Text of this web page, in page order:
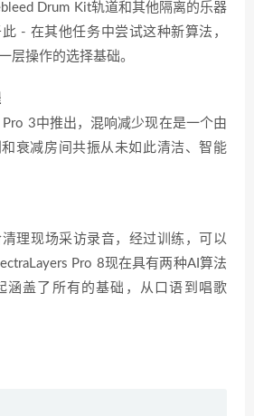
Drum Kit轨道和其他隔离的乐器
- 在其他任务中尝试这种新算法，
层操作的选择基础。
Pro 3中推出，混响减少现在是一个由
衰减房间共振从未如此清洁、智能
理现场采访录音，经过训练，可以
Pro 8现在具有两种AI算法
涵盖了所有的基础，从口语到唱歌